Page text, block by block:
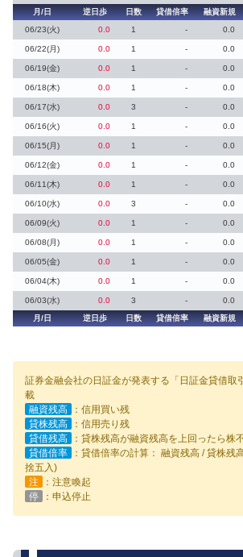
月/日
逆日歩 日数 貸借倍率 融資新規
06/23(火)
0.0 1 - 0.0
06/22(月) 0.0 1 - 0.0
06/19(金) 0.0 1 - 0.0
06/18(木) 0.0 1 - 0.0
06/17(水) 0.0 3 - 0.0
06/16(火) 0.0 1 - 0.0
06/15(月) 0.0 1 - 0.0
06/12(金) 0.0 1 - 0.0
06/11(木) 0.0 1 - 0.0
06/10(水) 0.0 3 - 0.0
06/09(火) 0.0 1 - 0.0
06/08(月) 0.0 1 - 0.0
06/05(金) 0.0 1 - 0.0
06/04(木) 0.0 1 - 0.0
06/03(水) 0.0 3 - 0.0
月/日
逆日歩 日数 貸借倍率 融資新規
証券金融会社の日証金が発表する「日証金貸借取
載
融資残高
：信用買い残
貸株残高
：信用売り残
貸借残高
：貸株残高が融資残高を上回ったら株
貸借倍率
：貸借倍率の計算： 融資残高 / 貸株残
捨五入)
注
：注意喚起
停
：申込停止